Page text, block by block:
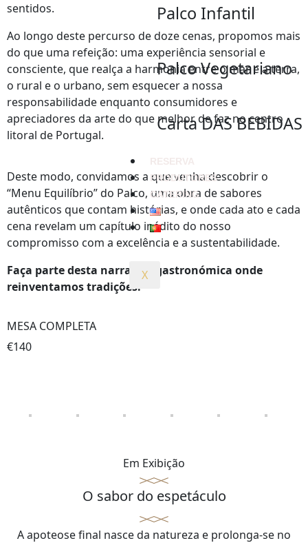
Palco Infantil
Palco Vegetariano
Carta DAS BEBIDAS
PRODUTORES
CATERING
X
sentidos.
Ao longo deste percurso de doze cenas, propomos mais
do que uma refeição: uma experiência sensorial e
consciente, que realça a harmonia entre o mar e a terra,
o rural e o urbano, sem esquecer a nossa
responsabilidade enquanto consumidores e
apreciadores da arte do que melhor de faz no centro
litoral de Portugal.
Deste modo, convidamos a que venha descobrir o
“Menu Equilíbrio” do Palco, uma obra de sabores
autênticos que contam histórias, e onde cada ato e cada
cena revelam um capítulo inédito do nosso
compromisso com a excelência e a sustentabilidade.
Faça parte desta narrativa gastronómica onde
reinventamos tradições.
MESA COMPLETA
€140
Em Exibição
O sabor do espetáculo
A apoteose final nasce da natureza e prolonga-se no